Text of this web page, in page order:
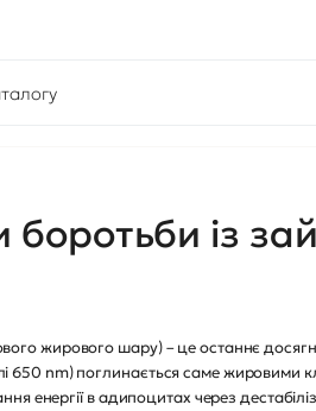
боротьби із
жирового шару) – це останнє
650 nm) поглинається саме жировими
енергії в адипоцитах через